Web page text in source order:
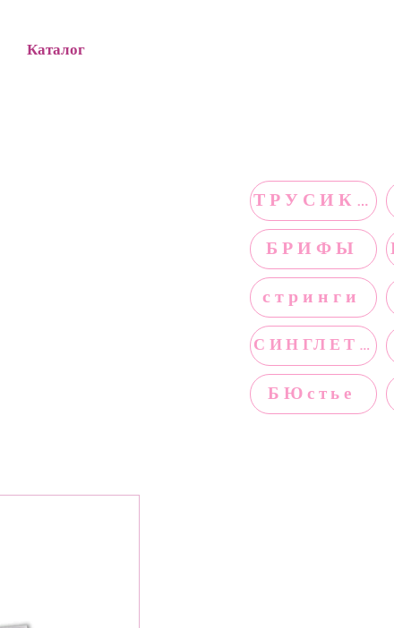
Каталог
БРИФЫ
ТРУСИКИ
стринги
СИНГЛЕТЫ
БЮстье